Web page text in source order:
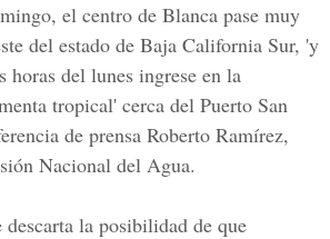
el centro de Blanca pase muy
del estado de Baja California Sur, 'y
horas del lunes ingrese en la
tropical' cerca del Puerto San
de prensa Roberto Ramírez,
Nacional del Agua.
descarta la posibilidad de que